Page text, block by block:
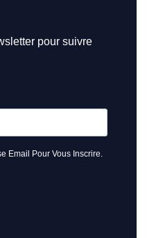
pour suivre
Email Pour Vous Inscrire.